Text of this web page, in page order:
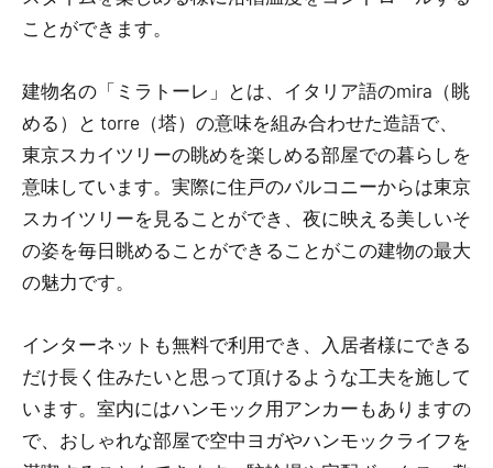
ことができます。
建物名の「ミラトーレ」とは、イタリア語のmira（眺
める）と torre（塔）の意味を組み合わせた造語で、
東京スカイツリーの眺めを楽しめる部屋での暮らしを
意味しています。実際に住戸のバルコニーからは東京
スカイツリーを見ることができ、夜に映える美しいそ
の姿を毎日眺めることができることがこの建物の最大
の魅力です。
インターネットも無料で利用でき、入居者様にできる
だけ長く住みたいと思って頂けるような工夫を施して
います。室内にはハンモック用アンカーもありますの
で、おしゃれな部屋で空中ヨガやハンモックライフを